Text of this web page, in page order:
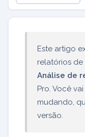
Este artigo
relatórios de
Análise de
Pro. Você
mudando,
versão.